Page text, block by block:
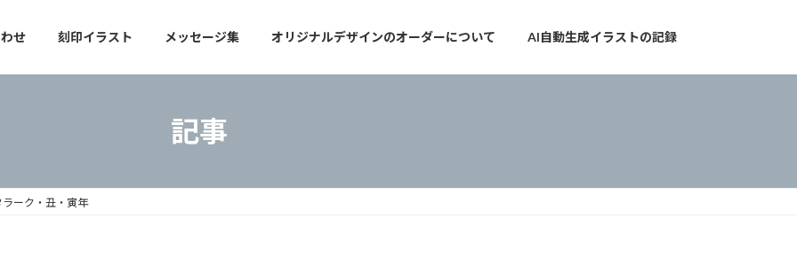
せ 刻印イラスト メッセージ集 オリジナルデザインのオーダーについて AI自動生成イラストの記録
記事
ーク・丑・寅年